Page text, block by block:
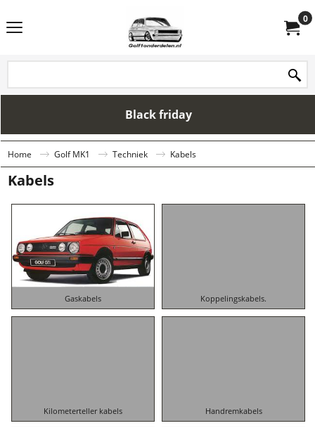
0
Black friday
Home Golf MK1 Techniek Kabels
Kabels
Gaskabels Koppelingskabels.
Kilometerteller kabels Handremkabels